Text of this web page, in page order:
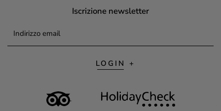
Iscrizione newsletter
Indirizzo email
LOGIN